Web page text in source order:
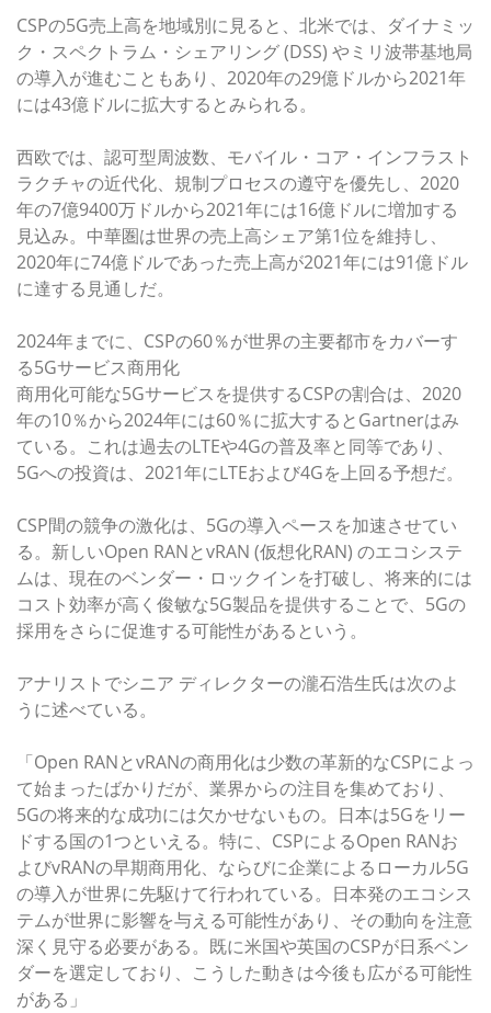
CSPの5G売上高を地域別に見ると、北米では、ダイナミッ
ク・スペクトラム・シェアリング (DSS) やミリ波帯基地局
の導入が進むこともあり、2020年の29億ドルから2021年
には43億ドルに拡大するとみられる。
西欧では、認可型周波数、モバイル・コア・インフラスト
ラクチャの近代化、規制プロセスの遵守を優先し、2020
年の7億9400万ドルから2021年には16億ドルに増加する
見込み。中華圏は世界の売上高シェア第1位を維持し、
2020年に74億ドルであった売上高が2021年には91億ドル
に達する見通しだ。
2024年までに、CSPの60％が世界の主要都市をカバーす
る5Gサービス商用化
商用化可能な5Gサービスを提供するCSPの割合は、2020
年の10％から2024年には60％に拡大するとGartnerはみ
ている。これは過去のLTEや4Gの普及率と同等であり、
5Gへの投資は、2021年にLTEおよび4Gを上回る予想だ。
CSP間の競争の激化は、5Gの導入ペースを加速させてい
る。新しいOpen RANとvRAN (仮想化RAN) のエコシステ
ムは、現在のベンダー・ロックインを打破し、将来的には
コスト効率が高く俊敏な5G製品を提供することで、5Gの
採用をさらに促進する可能性があるという。
アナリストでシニア ディレクターの瀧石浩生氏は次のよ
うに述べている。
「Open RANとvRANの商用化は少数の革新的なCSPによっ
て始まったばかりだが、業界からの注目を集めており、
5Gの将来的な成功には欠かせないもの。日本は5Gをリー
ドする国の1つといえる。特に、CSPによるOpen RANお
よびvRANの早期商用化、ならびに企業によるローカル5G
の導入が世界に先駆けて行われている。日本発のエコシス
テムが世界に影響を与える可能性があり、その動向を注意
深く見守る必要がある。既に米国や英国のCSPが日系ベン
ダーを選定しており、こうした動きは今後も広がる可能性
がある」